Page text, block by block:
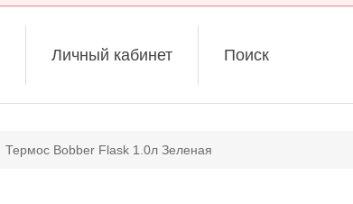
Личный кабинет Поиск
Термос Bobber Flask 1.0л Зеленая